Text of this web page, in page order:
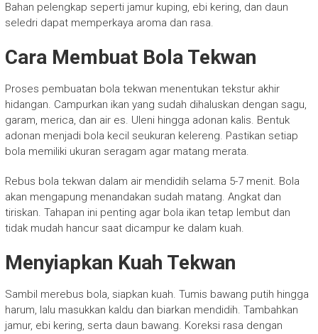
Bahan pelengkap seperti jamur kuping, ebi kering, dan daun
seledri dapat memperkaya aroma dan rasa.
Cara Membuat Bola Tekwan
Proses pembuatan bola tekwan menentukan tekstur akhir
hidangan. Campurkan ikan yang sudah dihaluskan dengan sagu,
garam, merica, dan air es. Uleni hingga adonan kalis. Bentuk
adonan menjadi bola kecil seukuran kelereng. Pastikan setiap
bola memiliki ukuran seragam agar matang merata.
Rebus bola tekwan dalam air mendidih selama 5-7 menit. Bola
akan mengapung menandakan sudah matang. Angkat dan
tiriskan. Tahapan ini penting agar bola ikan tetap lembut dan
tidak mudah hancur saat dicampur ke dalam kuah.
Menyiapkan Kuah Tekwan
Sambil merebus bola, siapkan kuah. Tumis bawang putih hingga
harum, lalu masukkan kaldu dan biarkan mendidih. Tambahkan
jamur, ebi kering, serta daun bawang. Koreksi rasa dengan